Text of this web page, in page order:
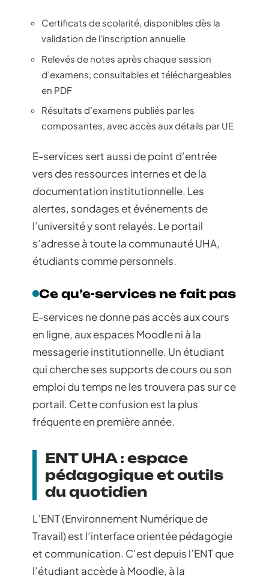
Certificats de scolarité, disponibles dès la
validation de l’inscription annuelle
Relevés de notes après chaque session
d’examens, consultables et téléchargeables
en PDF
Résultats d’examens publiés par les
composantes, avec accès aux détails par UE
E-services sert aussi de point d’entrée
vers des ressources internes et de la
documentation institutionnelle. Les
alertes, sondages et événements de
l’université y sont relayés. Le portail
s’adresse à toute la communauté UHA,
étudiants comme personnels.
Ce qu’e-services ne fait pas
E-services ne donne pas accès aux cours
en ligne, aux espaces Moodle ni à la
messagerie institutionnelle. Un étudiant
qui cherche ses supports de cours ou son
emploi du temps ne les trouvera pas sur ce
portail. Cette confusion est la plus
fréquente en première année.
ENT UHA : espace
pédagogique et outils
du quotidien
L’ENT (Environnement Numérique de
Travail) est l’interface orientée pédagogie
et communication. C’est depuis l’ENT que
l’étudiant accède à Moodle, à la